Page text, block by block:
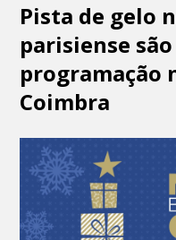
Pista de gelo
parisiense
programação
Coimbra